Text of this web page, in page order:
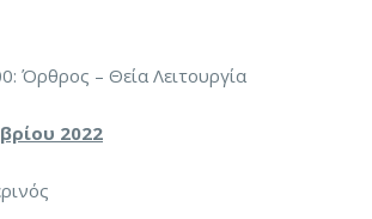
Όρθρος – Θεία Λειτουργία
2022